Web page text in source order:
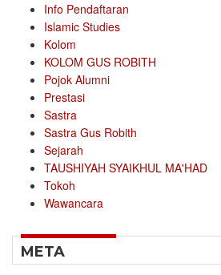
Info Pendaftaran
Islamic Studies
Kolom
KOLOM GUS ROBITH
Pojok Alumni
Prestasi
Sastra
Sastra Gus Robith
Sejarah
TAUSHIYAH SYAIKHUL MA'HAD
Tokoh
Wawancara
META